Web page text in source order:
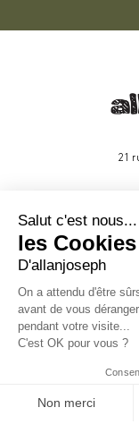
21
Salut c'est nous...
les
D'allanjoseph
On a attendu d'être
avant de vous
pendant votre visite...
C'est OK pour vous ?
Non merci